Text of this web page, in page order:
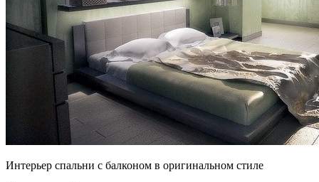
Интерьер спальни с балконом в оригинальном стиле